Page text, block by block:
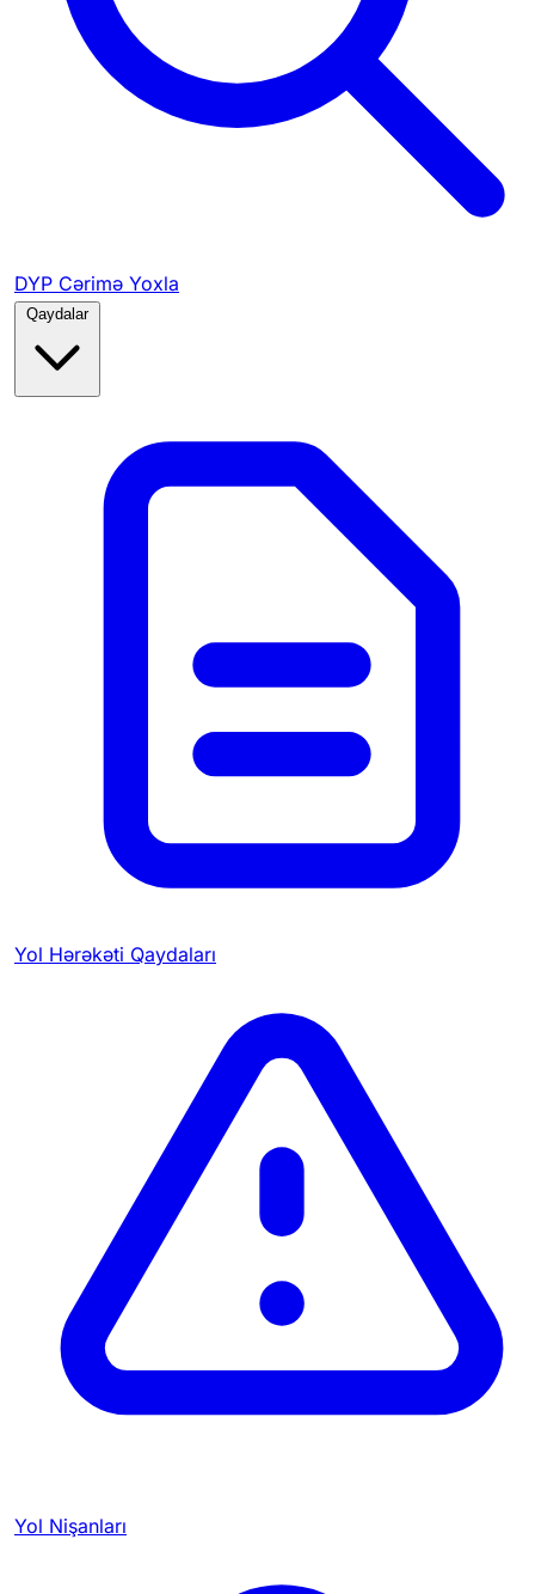
DYP Cərimə Yoxla
Qaydalar
Yol Hərəkəti Qaydaları
Yol Nişanları